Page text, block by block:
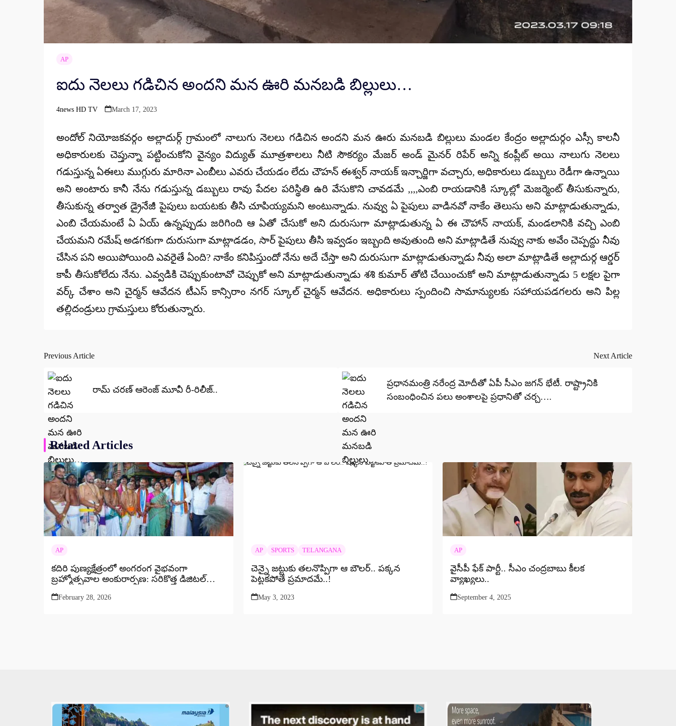
AP
ఐదు నెలలు గడిచిన అందని మన ఊరి మనబడి బిల్లులు…
Posted
4news HD TV March 17, 2023
అందోల్ నియోజకవర్గం అల్లాదుర్గ్ గ్రామంలో నాలుగు నెలలు గడిచిన అందని మన ఊరు మనబడి బిల్లులు మండల కేంద్రం అల్లాదుర్గం ఎస్సీ కాలనీ
అధికారులకు చెప్తున్నా పట్టించుకోని వైన్యం విద్యుత్ మూత్రశాలలు నీటి సౌకర్యం మేజర్ అండ్ మైనర్ రిపేర్ అన్ని కంప్లీట్ అయి నాలుగు నెలలు
గడుస్తున్న ఏఈలు ముగ్గురు మారినా ఎంబీలు ఎవరు చేయడం లేదు చౌహన్ ఈశ్వర్ నాయక్ ఇన్చార్జిగా వచ్చారు, అధికారులు డబ్బులు రెడీగా ఉన్నాయి
అని అంటారు కానీ నేను గడుస్తున్న డబ్బులు రావు పేదల పరిస్థితి ఉరి వేసుకొని చావడమే ,,,,ఎంబి రాయడానికి స్కూల్లో మెజర్మెంట్ తీసుకున్నారు,
తీసుకున్న తర్వాత డ్రైనేజీ పైపులు బయటకు తీసి చూపియ్యమని అంటున్నాడు. నువ్వు ఏ పైపులు వాడినవో నాకేం తెలుసు అని మాట్లాడుతున్నాడు,
ఎంబి చేయమంటే ఏ ఏయ్ ఉన్నప్పుడు జరిగింది ఆ ఏతో చేసుకో అని దురుసుగా మాట్లాడుతున్న ఏ ఈ చౌహాన్ నాయక్, మండలానికి వచ్చి ఎంబి
చేయమని రమేష్ అడగకుగా దురుసుగా మాట్లాడడం, సార్ పైపులు తీసి ఇవ్వడం ఇబ్బంది అవుతుంది అని మాట్లాడితే నువ్వు నాకు అవేం చెప్పద్దు నీవు
చేసిన పని అయిపోయింది ఎవరైతే ఏంది? నాకేం కనిపిస్తుందో నేను అదే చేస్తా అని దురుసుగా మాట్లాడుతున్నాడు నీవు అలా మాట్లాడితే అల్లాదుర్గ ఆర్డర్
కాపీ తీసుకోలేదు నేను. ఎవ్వడికి చెప్పుకుంటావో చెప్పుకో అని మాట్లాడుతున్నాడు శశి కుమార్ తోటి చేయించుకో అని మాట్లాడుతున్నాడు 5 లక్షల పైగా
వర్క్ చేశాం అని చైర్మన్ ఆవేదన టీఎస్ కాన్సిరాం నగర్ స్కూల్ చైర్మన్ ఆవేదన. అధికారులు స్పందించి సామాన్యులకు సహాయపడగలరు అని పిల్ల
తల్లిదండ్రులు గ్రామస్తులు కోరుతున్నారు.
Post
navigation
Previous Article
రామ్ చరణ్ ఆరెంజ్ మూవీ రీ-రిలీజ్..
Next Article
ప్రధానమంత్రి నరేంద్ర మోదీతో ఏపీ సీఎం జగన్ భేటీ. రాష్ట్రానికి
సంబంధించిన పలు అంశాలపై ప్రధానితో చర్చ….
Related Articles
AP
కదిరి పుణ్యక్షేత్రంలో అంగరంగ వైభవంగా
బ్రహ్మోత్సవాల అంకురార్పణ: సరికొత్త డిజిటల్
దంపతులు
February 28, 2026
AP SPORTS TELANGANA
చెన్నై జట్టుకు తలనొప్పిగా ఆ బౌలర్.. పక్కన
పెట్టకపోతే ప్రమాదమే..!
May 3, 2023
AP
వైసీపీ ఫేక్ పార్టీ.. సీఎం చంద్రబాబు కీలక
వ్యాఖ్యలు..
September 4, 2025